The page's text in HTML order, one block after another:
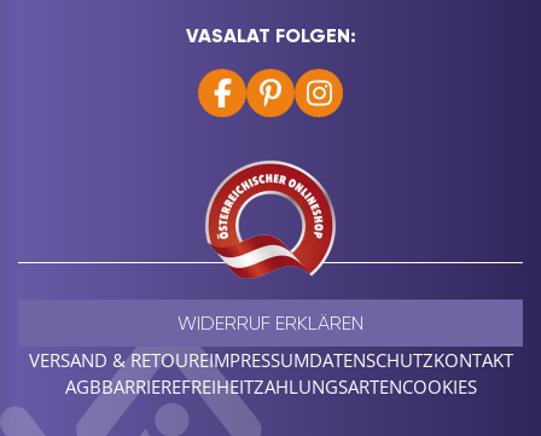
VASALAT FOLGEN:
VERSAND & RETOUREIMPRESSUMDATENSCHUTZKONTAKT
AGBBARRIEREFREIHEITZAHLUNGSARTENCOOKIES
WIDERRUF ERKLÄREN